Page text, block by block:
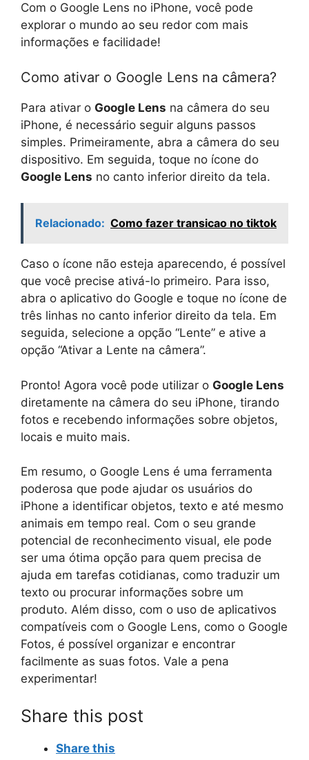
Com o Google Lens no iPhone, você pode
explorar o mundo ao seu redor com mais
informações e facilidade!
Como ativar o Google Lens na câmera?
Para ativar o Google Lens na câmera do seu
iPhone, é necessário seguir alguns passos
simples. Primeiramente, abra a câmera do seu
dispositivo. Em seguida, toque no ícone do
Google Lens no canto inferior direito da tela.
Relacionado: Como fazer transicao no tiktok
Caso o ícone não esteja aparecendo, é possível
que você precise ativá-lo primeiro. Para isso,
abra o aplicativo do Google e toque no ícone de
três linhas no canto inferior direito da tela. Em
seguida, selecione a opção “Lente” e ative a
opção “Ativar a Lente na câmera”.
Pronto! Agora você pode utilizar o Google Lens
diretamente na câmera do seu iPhone, tirando
fotos e recebendo informações sobre objetos,
locais e muito mais.
Em resumo, o Google Lens é uma ferramenta
poderosa que pode ajudar os usuários do
iPhone a identificar objetos, texto e até mesmo
animais em tempo real. Com o seu grande
potencial de reconhecimento visual, ele pode
ser uma ótima opção para quem precisa de
ajuda em tarefas cotidianas, como traduzir um
texto ou procurar informações sobre um
produto. Além disso, com o uso de aplicativos
compatíveis com o Google Lens, como o Google
Fotos, é possível organizar e encontrar
facilmente as suas fotos. Vale a pena
experimentar!
Share this post
Share this